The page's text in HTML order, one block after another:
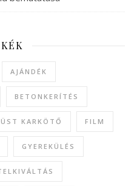
AJÁNDÉK
BETONKERÍTÉS
KARKÖTŐ FILM
GYEREKÜLÉS